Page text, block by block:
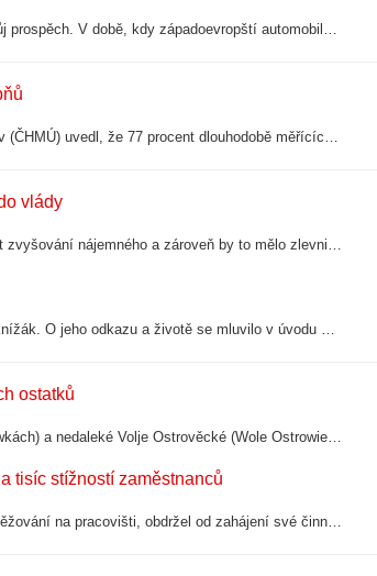
Čínské automobilky začínají problémy evropských automobilek agresivně využívat ve svůj prospěch. V době, kdy západoevropští automobiloví giganti snižují vlastní výrobu kvůli vysokým nákladům a problémům s konkurenceschopností, cítí čínské…
Teplotní rekordy hlásí české i slovenské měřící stanice. Český hydrometeorologický ústav (ČHMÚ) uvedl, že 77 procent dlouhodobě měřících stanic v Česku zaznamenalo svůj absolutní teplotní rekord. Maxima jsou ze dvou vln veder na konci…
vlády
Německá strana Die Linke (Levice) chce obnovit vyvlastňování bytů, což by mělo zabránit zvyšování nájemného a zároveň by to mělo zlevnit bydlení v Berlíně. Levice podmiňuje svou případnou účast v berlínské vládě "socializací" velkých…
Pohřeb se státními poctami bude mít v pátek umělec a bývalý šéf Národní galerie Milan Knížák. O jeho odkazu a životě se mluvilo v úvodu Echo Porady. „Spousta vzpomínek z uměleckých kruhů bylo pozitivních, přijali ten jeho styl,“ říká…
ostatků
Polští odborníci dokončili další etapu pátracích a exhumačních prací v Ostrivkách (Ostrówkách) a nedaleké Volje Ostrověcké (Wole Ostrowiecké) na Volyni. Ve třech hrobech nalezli ostatky celkem 55 lidí, kteří byli podle polského Institutu…
tisíc stížností zaměstnanců
Tým Evropské komise, který poskytuje zaměstnancům podporu v případech údajného obtěžování na pracovišti, obdržel od zahájení své činnosti téměř tisíc podnětů. Přesto nemá pravomoc jednotlivá obvinění vyšetřovat ani rozhodovat, zda…